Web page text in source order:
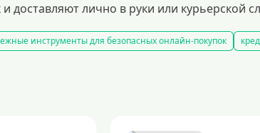
лично в руки или курьерской
инструменты для безопасных онлайн-покупок